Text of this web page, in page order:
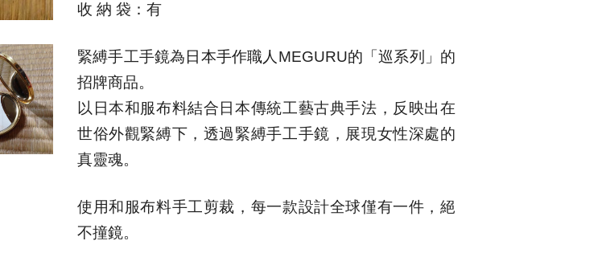
收 納 袋：有
緊縛手工手鏡為 日本手作職人 MEGURU的「巡系列」的
招牌商品。
以日本和服布料結合日本傳統工藝古典手法，反映出在
世俗外觀緊縛下，透過緊縛手工手鏡 ，展現女性深處的
真靈魂。
使用和服布料手工剪裁，每一款設計全球僅有一件，絕
不撞鏡。